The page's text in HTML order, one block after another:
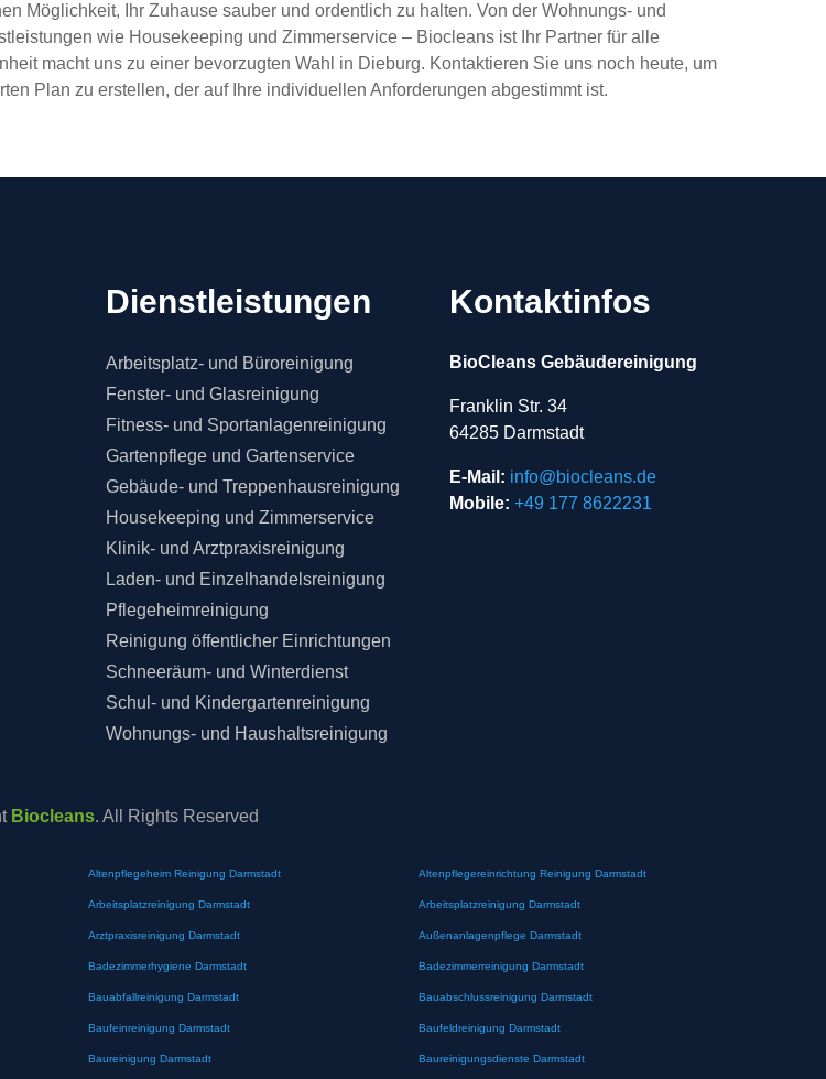
Möglichkeit, Ihr Zuhause sauber und ordentlich zu halten. Von der Wohnungs- und
wie Housekeeping und Zimmerservice – Biocleans ist Ihr Partner für alle
macht uns zu einer bevorzugten Wahl in Dieburg. Kontaktieren Sie uns noch heute, um
Plan zu erstellen, der auf Ihre individuellen Anforderungen abgestimmt ist.
Dienstleistungen
Arbeitsplatz- und Büroreinigung
Fenster- und Glasreinigung
Fitness- und Sportanlagenreinigung
Gartenpflege und Gartenservice
Gebäude- und Treppenhausreinigung
Housekeeping und Zimmerservice
Klinik- und Arztpraxisreinigung
Laden- und Einzelhandelsreinigung
Pflegeheimreinigung
Reinigung öffentlicher Einrichtungen
Schneeräum- und Winterdienst
Schul- und Kindergartenreinigung
Wohnungs- und Haushaltsreinigung
Kontaktinfos
BioCleans Gebäudereinigung
Franklin Str. 34
64285 Darmstadt
E-Mail: info@biocleans.de
Mobile: +49 177 8622231
Biocleans. All Rights Reserved
Altenpflegeheim Reinigung Darmstadt Altenpflegereinrichtung Reinigung Darmstadt
Arbeitsplatzreinigung Darmstadt Arbeitsplatzreinigung Darmstadt
Arztpraxisreinigung Darmstadt Außenanlagenpflege Darmstadt
Badezimmerhygiene Darmstadt Badezimmerreinigung Darmstadt
Bauabfallreinigung Darmstadt Bauabschlussreinigung Darmstadt
Baufeinreinigung Darmstadt Baufeldreinigung Darmstadt
Baureinigung Darmstadt Baureinigungsdienste Darmstadt